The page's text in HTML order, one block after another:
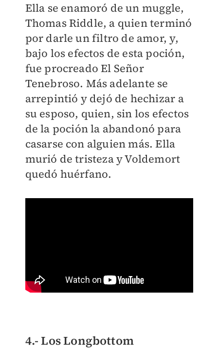
Ella se enamoró de un muggle,
Thomas Riddle, a quien terminó
por darle un filtro de amor, y,
bajo los efectos de esta poción,
fue procreado El Señor
Tenebroso. Más adelante se
arrepintió y dejó de hechizar a
su esposo, quien, sin los efectos
de la poción la abandonó para
casarse con alguien más. Ella
murió de tristeza y Voldemort
quedó huérfano.
4.- Los Longbottom